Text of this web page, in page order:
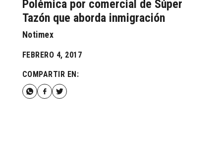
Polémica por comercial de Súper
Tazón que aborda inmigración
Notimex
FEBRERO 4, 2017
COMPARTIR EN: